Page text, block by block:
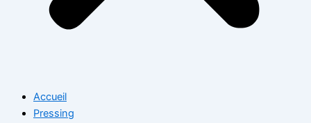
Accueil
Pressing